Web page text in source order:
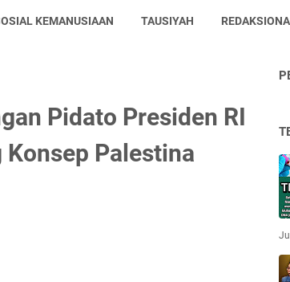
KEMANUSIAAN TAUSIYAH
Pidato Presiden RI
Palestina